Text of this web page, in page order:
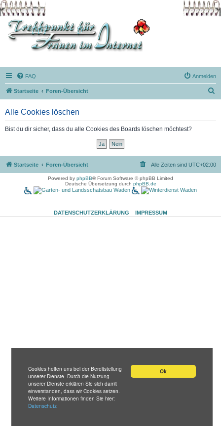
Ok
Cookies helfen uns bei der Bereitstellung
unserer Dienste. Durch die Nutzung
unserer Dienste erklären Sie sich damit
einverstanden, dass wir Cookies setzen.
Weitere Informationen finden Sie hier:
Datenschutz
FAQ Anmelden
Startseite Foren-Übersicht
Alle Cookies löschen
Bist du dir sicher, dass du alle Cookies des Boards löschen möchtest?
Startseite Foren-Übersicht Alle Zeiten sind UTC+02:00
Powered by phpBB® Forum Software © phpBB Limited
Deutsche Übersetzung durch phpBB.de
DATENSCHUTZERKLÄRUNG IMPRESSUM